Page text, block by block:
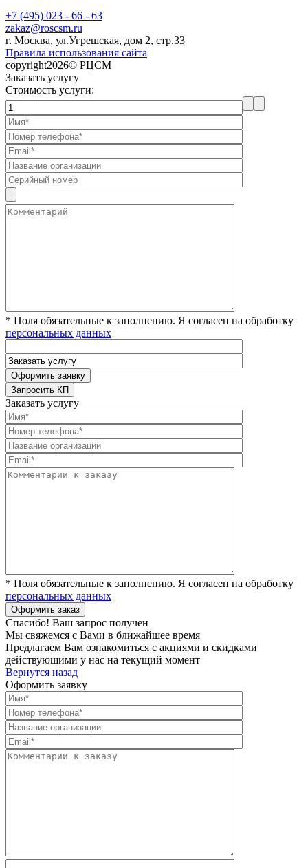
+7 (495) 023 - 66 - 63
zakaz@roscsm.ru
г. Москва, ул.Угрешская, дом 2, стр.33
Правила использования сайта
copyright2026© РЦСМ
Заказать услугу
Стоимость услуги:
* Поля обязательные к заполнению. Я согласен на обработку
персональных данных
Заказать услугу
* Поля обязательные к заполнению. Я согласен на обработку
персональных данных
Спасибо! Ваш запрос получен
Мы свяжемся с Вами в ближайшее время
Предлагаем Вам ознакомиться с акциями и скидками
действующими у нас на текущий момент
Вернутся назад
Оформить заявку